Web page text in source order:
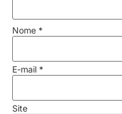
Nome *
E-mail *
Site